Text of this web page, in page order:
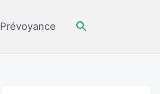
Prévoyance Rechercher